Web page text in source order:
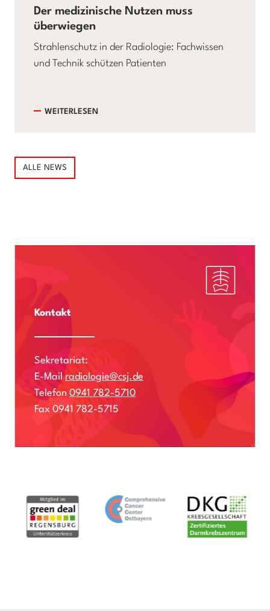
Der medizinische Nutzen muss
überwiegen
Strahlenschutz in der Radiologie: Fachwissen
und Technik schützen Patienten
WEITERLESEN
ALLE NEWS
Kontakt
Sekretariat:
E-Mailradiologie@csj.de
Telefon 0941 782-5710
Fax 0941 782-5715